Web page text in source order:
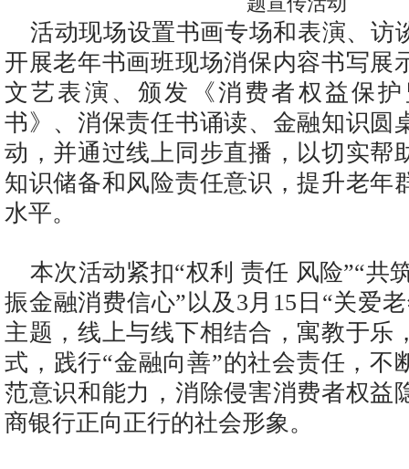
活动现场设置书画专场和表演、访
开展老年书画班现场消保内容书写展
文艺表演、颁发《消费者权益保
书》、消保责任书诵读、金融知识圆
动，并通过线上同步直播，以切实帮
知识储备和风险责任意识，提升老年
水平。
本次活动紧扣“权利 责任 风险”“共
振金融消费信心”以及3月15日“关爱
主题，线上与线下相结合，寓教于乐
式，践行“金融向善”的社会责任，不
范意识和能力，消除侵害消费者权益
商银行正向正行的社会形象。